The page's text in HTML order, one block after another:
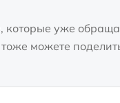
которые уже
тоже можете